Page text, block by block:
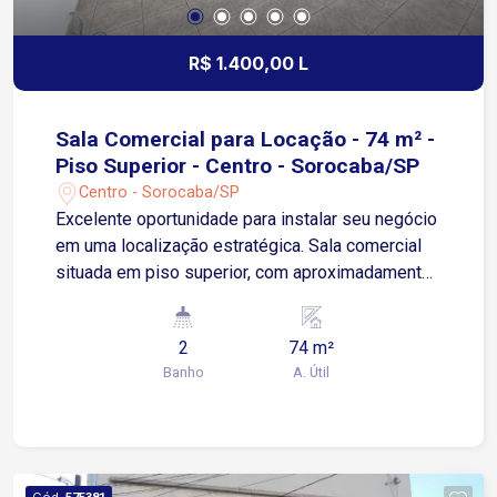
R$ 1.400,00 L
Sala Comercial para Locação - 74 m² -
Piso Superior - Centro - Sorocaba/SP
Centro - Sorocaba/SP
Excelente oportunidade para instalar seu negócio
em uma localização estratégica. Sala comercial
situada em piso superior, com aproximadamente
amplo e versátil para escritórios, consultórios,
agências, salas de atendimento, entre outras
atividades comerciais. O imóvel conta com:
para diversas finalidades profissionais; Fácil
2
Banho
74 m²
A. Útil